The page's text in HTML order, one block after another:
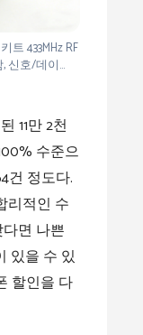
트 433MHz RF
, 신호/데이…
11만 2천
수준으
건 정도다.
리적인 수
면 나쁜
있을 수 있
할인을 다